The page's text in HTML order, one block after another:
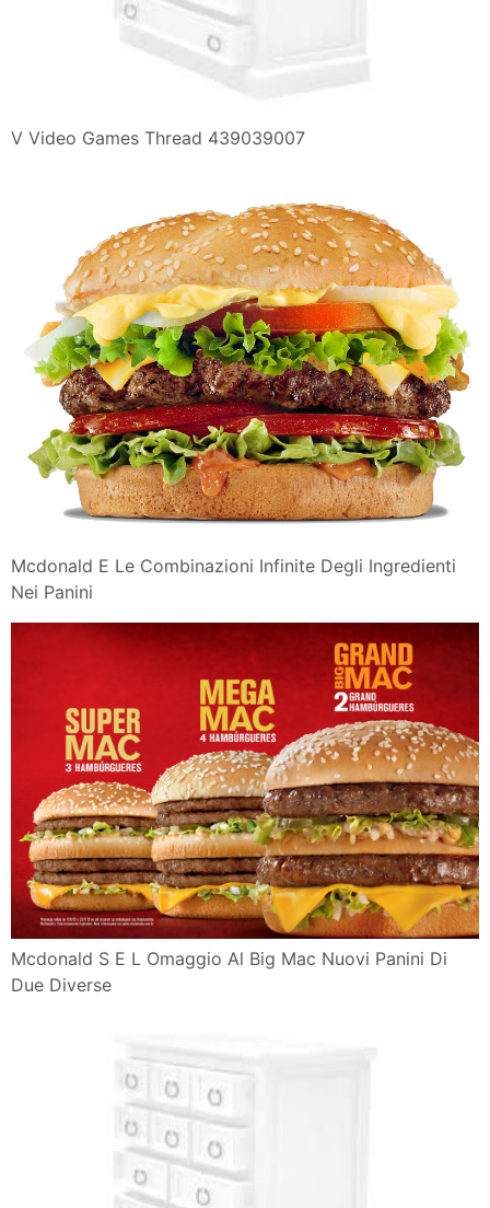
V Video Games Thread 439039007
Mcdonald E Le Combinazioni Infinite Degli Ingredienti
Nei Panini
Mcdonald S E L Omaggio Al Big Mac Nuovi Panini Di
Due Diverse